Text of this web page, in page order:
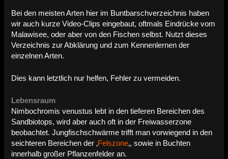
Bei den meisten Arten hier im Buntbarschverzeichnis haben
wir auch kurze Video-Clips eingebaut, oftmals Eindrücke vom
Malawisee, oder aber von den Fischen selbst. Nutzt dieses
Verzeichnis zur Abklärung und zum Kennenlernen der
einzelnen Arten.
Dies kann letztlich nur helfen, Fehler zu vermeiden.
Lebensraum
Nimbochromis venustus lebt in den tieferen Bereichen des
Sandbiotops, wird aber auch oft in der Freiwasserzone
beobachtet. Jungfischschwärme trifft man vorwiegend in den
seichteren Bereichen der ‚Felszone‚, sowie in Buchten
innerhalb großer Pflanzenfelder an.